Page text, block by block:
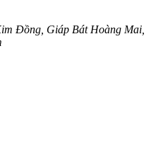
Đồng, Giáp Bát Hoàng Mai,